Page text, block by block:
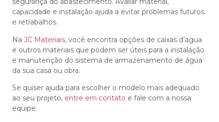
capacidade e instalação ajuda a evitar problemas futuros
e retrabalhos.
Na JC Materiais, você encontra opções de caixas d’água
e outros materiais que podem ser úteis para a instalação
e manutenção do sistema de armazenamento de água
da sua casa ou obra.
Se quiser ajuda para escolher o modelo mais adequado
ao seu projeto, entre em contato e fale com a nossa
equipe.